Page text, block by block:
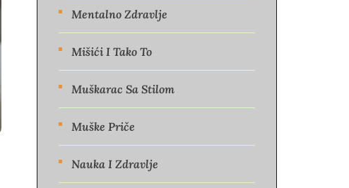
Mentalno Zdravlje
Mišići I Tako To
Muškarac Sa Stilom
Muške Priče
Nauka I Zdravlje